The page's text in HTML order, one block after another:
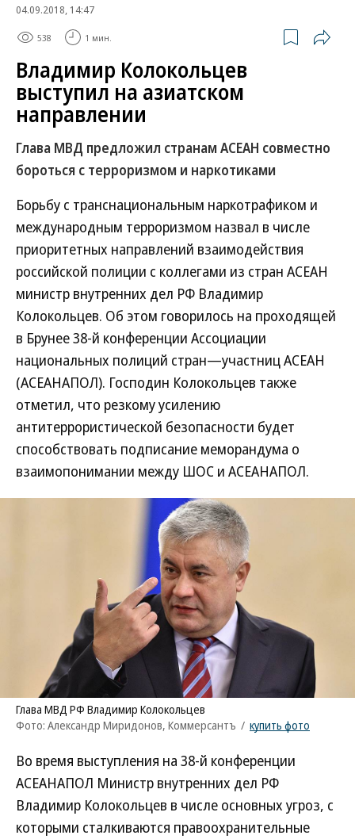
04.09.2018, 14:47
538 1 мин.
Владимир Колокольцев
выступил на азиатском
направлении
Глава МВД предложил странам АСЕАН совместно
бороться с терроризмом и наркотиками
Борьбу с транснациональным наркотрафиком и
международным терроризмом назвал в числе
приоритетных направлений взаимодействия
российской полиции с коллегами из стран АСЕАН
министр внутренних дел РФ Владимир
Колокольцев. Об этом говорилось на проходящей
в Брунее 38-й конференции Ассоциации
национальных полиций стран—участниц АСЕАН
(АСЕАНАПОЛ). Господин Колокольцев также
отметил, что резкому усилению
антитеррористической безопасности будет
способствовать подписание меморандума о
взаимопонимании между ШОС и АСЕАНАПОЛ.
Глава МВД РФ Владимир Колокольцев
Фото: Александр Миридонов, Коммерсантъ / купить фото
Во время выступления на 38-й конференции
АСЕАНАПОЛ Министр внутренних дел РФ
Владимир Колокольцев в числе основных угроз, с
которыми сталкиваются правоохранительные